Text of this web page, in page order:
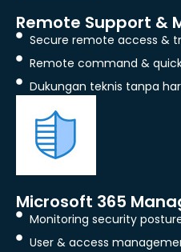
Remote Support &
Secure remote access &
Remote command &
Dukungan teknis tanpa
Microsoft 365
Monitoring security
User & access